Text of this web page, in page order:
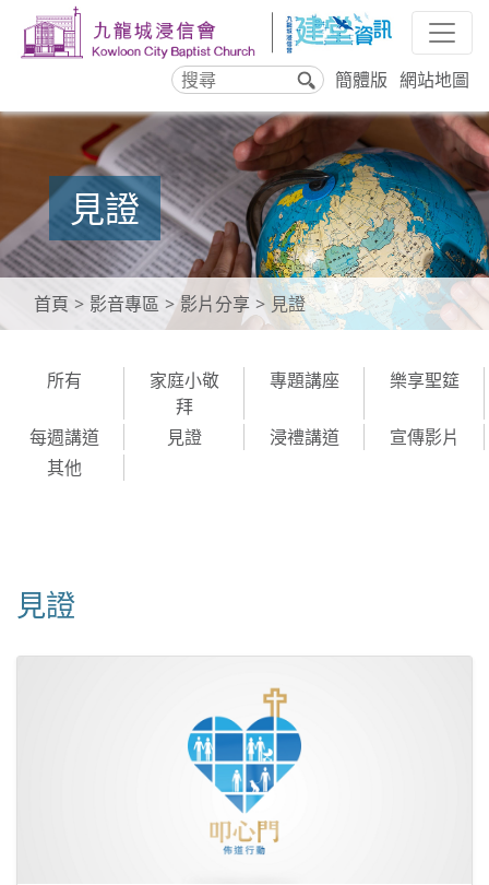
搜
尋
簡體版 網站地圖
見證
首頁 影音專區 影片分享 見證
所有
家庭小敬
拜
專題講座 樂享聖筵
每週講道 見證 浸禮講道
宣傳影片
其他
見證